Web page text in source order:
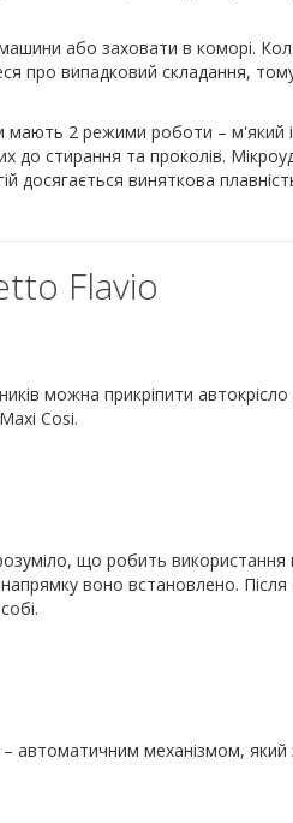
або заховати в коморі.
про випадковий складання,
мають 2 режими роботи –
до стирання та проколів.
досягається виняткова
Flavio
можна прикріпити
Cosi.
що робить
воно встановлено. Після
механізмом, який